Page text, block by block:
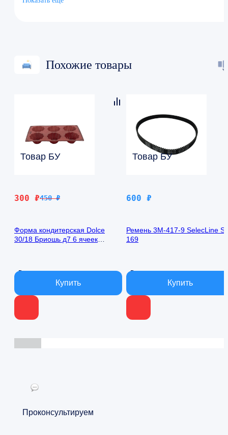
Перфорация Нет
Похожие товары
Товар БУ
450₽
Первоначальная
450 ₽.
300 ₽
Текущая
Форма кондитерская Dolce
30/18 Бриошь д7 6 ячеек
В наличии
Товар БУ
600 ₽
Ремень 3М-417-9 SelecLine
169
В наличии
Проконсультируем